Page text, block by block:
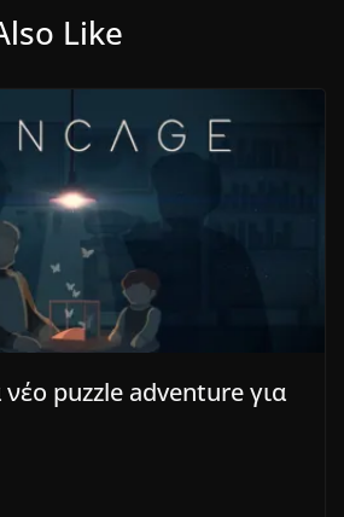
Like
puzzle adventure για